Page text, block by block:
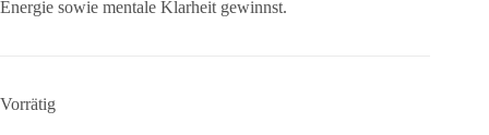
Energie sowie mentale Klarheit gewinnst.
Vorrätig